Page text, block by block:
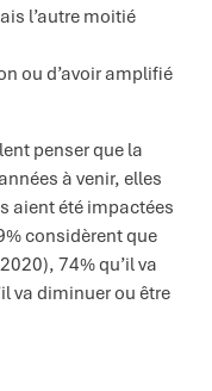
l’autre moitié
ou d’avoir amplifié
penser que la
à venir, elles
aient été impactées
considèrent que
74% qu’il va
va diminuer ou être